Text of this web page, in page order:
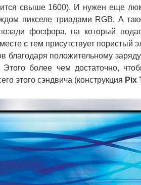
свыше 1600). И нужен еще
пикселе триадами RGB. А
фосфора, на который
с тем присутствует
благодаря положительному
более чем достаточно,
этого сэндвича (конструкция Pix